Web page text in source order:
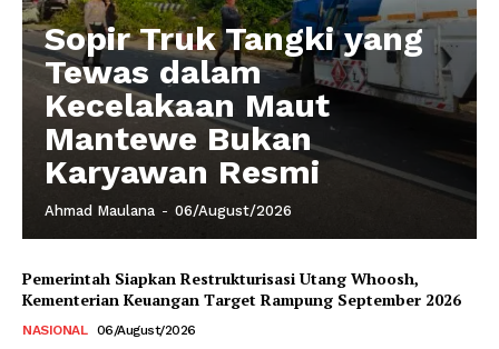
Sopir Truk Tangki yang
Tewas dalam
Kecelakaan Maut
Mantewe Bukan
Karyawan Resmi
Ahmad Maulana - 06/August/2026
Pemerintah Siapkan Restrukturisasi Utang Whoosh,
Kementerian Keuangan Target Rampung September 2026
NASIONAL 06/August/2026